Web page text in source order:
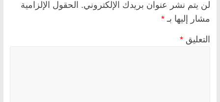
لن يتم نشر عنوان بريدك الإلكتروني. الحقول الإلزامية
مشار إليها بـ *
التعليق *